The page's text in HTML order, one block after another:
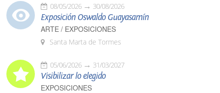
08/05/2026 30/08/2026
Exposición Oswaldo Guayasamín
ARTE / EXPOSICIONES
Santa Marta de Tormes
05/06/2026 31/03/2027
Visibilizar lo elegido
EXPOSICIONES